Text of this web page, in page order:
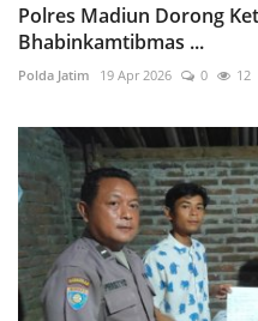
Polres Madiun Dorong
Bhabinkamtibmas ...
Polda Jatim 19 Apr 2026 0 12